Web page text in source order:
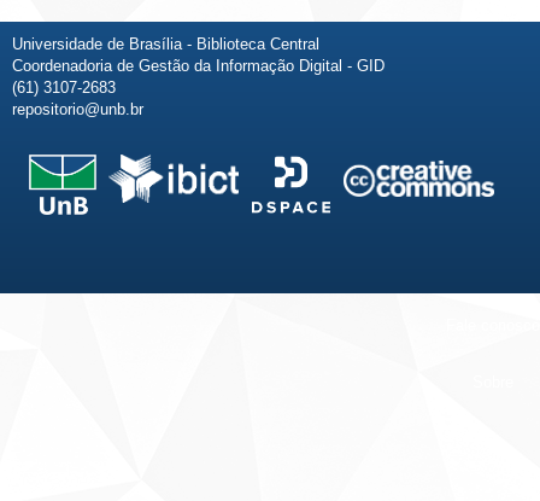
Universidade de Brasília - Biblioteca Central
Coordenadoria de Gestão da Informação Digital - GID
(61) 3107-2683
repositorio@unb.br